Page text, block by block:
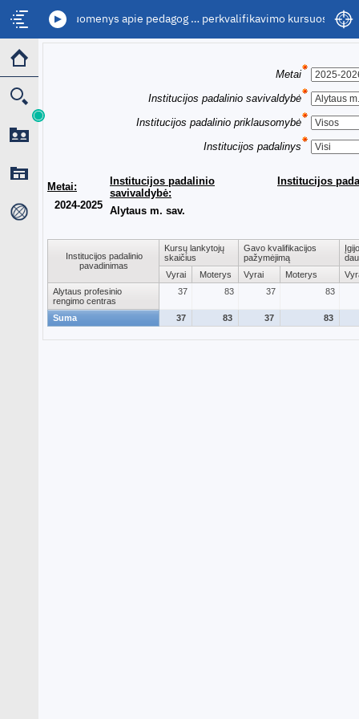
1. Duomenys apie pedagog … perkvalifikavimo kursuose